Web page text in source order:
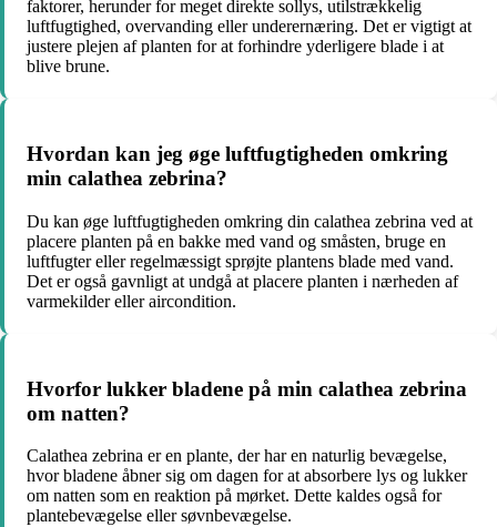
faktorer, herunder for meget direkte sollys, utilstrækkelig
luftfugtighed, overvanding eller underernæring. Det er vigtigt at
justere plejen af planten for at forhindre yderligere blade i at
blive brune.
Hvordan kan jeg øge luftfugtigheden omkring
min calathea zebrina?
Du kan øge luftfugtigheden omkring din calathea zebrina ved at
placere planten på en bakke med vand og småsten, bruge en
luftfugter eller regelmæssigt sprøjte plantens blade med vand.
Det er også gavnligt at undgå at placere planten i nærheden af
varmekilder eller aircondition.
Hvorfor lukker bladene på min calathea zebrina
om natten?
Calathea zebrina er en plante, der har en naturlig bevægelse,
hvor bladene åbner sig om dagen for at absorbere lys og lukker
om natten som en reaktion på mørket. Dette kaldes også for
plantebevægelse eller søvnbevægelse.